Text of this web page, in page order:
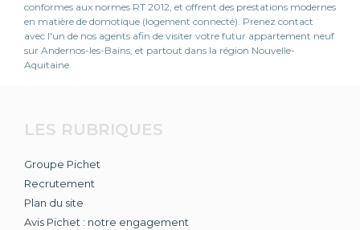
conformes aux normes RT 2012, et offrent des prestations modernes
en matière de domotique (logement connecté). Prenez contact
avec l'un de nos agents afin de visiter votre futur appartement neuf
sur Andernos-les-Bains, et partout dans la région Nouvelle-
Aquitaine.
LES RUBRIQUES
Groupe Pichet
Recrutement
Plan du site
Avis Pichet : notre engagement